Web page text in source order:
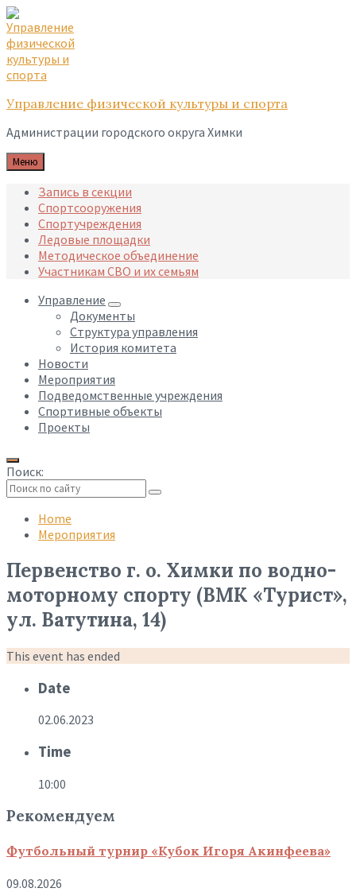
Skip
to
content
Skip
to
main
navigation
Skip
to
footer
Управление физической культуры и спорта
Администрации городского округа Химки
Меню
Запись в секции
Спортсооружения
Спортучреждения
Ледовые площадки
Методическое объединение
Участникам СВО и их семьям
Управление
Документы
Структура управления
История комитета
Новости
Мероприятия
Подведомственные учреждения
Спортивные объекты
Проекты
Поиск:
search
Home
Мероприятия
Первенство г. о. Химки по водно-
моторному спорту (ВМК «Турист»,
ул. Ватутина, 14)
This event has ended
Date
02.06.2023
Time
10:00
Рекомендуем
Футбольный турнир «Кубок Игоря Акинфеева»
09.08.2026